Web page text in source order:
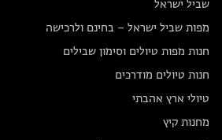
שביל ישראל
מפות שביל ישראל – בחינם ולרכישה
חנות מפות טיולים וסימון שבילים
חנות טיולים מודרכים
טיולי ארץ אהבתי
מחנות קיץ